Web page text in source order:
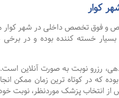
کوار
و فوق تخصص داخلی در شهر
خسته کننده بوده و در
رزرو نوبت به صورت آنلاین
کوتاه ترین زمان ممکن انجام
پزشک موردنظر، نوبت خود